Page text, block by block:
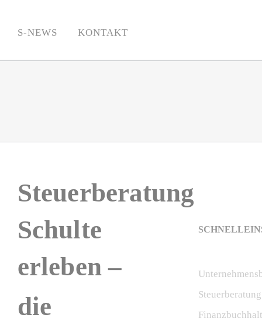
S-NEWS KONTAKT
Steuerberatung
Schulte
erleben –
die
Steuerberatung